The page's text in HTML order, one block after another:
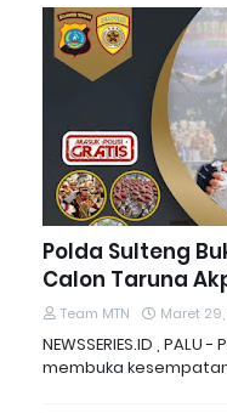
Polda Sulteng
Calon Taruna
Team MTN Maret
NEWSSERIES.ID ,
membuka